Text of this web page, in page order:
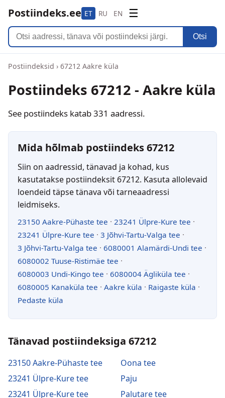
Postiindeks.ee ET RU EN ☰
Otsi
Postiindeksid › 67212 Aakre küla
Postiindeks 67212 - Aakre küla
See postiindeks katab 331 aadressi.
Mida hõlmab postiindeks 67212
Siin on aadressid, tänavad ja kohad, kus
kasutatakse postiindeksit 67212. Kasuta allolevaid
loendeid täpse tänava või tarneaadressi
leidmiseks.
23150 Aakre-Pühaste tee · 23241 Ülpre-Kure tee ·
23241 Ülpre-Kure tee · 3 Jõhvi-Tartu-Valga tee ·
3 Jõhvi-Tartu-Valga tee · 6080001 Alamärdi-Undi tee ·
6080002 Tuuse-Ristimäe tee ·
6080003 Undi-Kingo tee · 6080004 Ägliküla tee ·
6080005 Kanaküla tee · Aakre küla · Raigaste küla ·
Pedaste küla
Tänavad postiindeksiga 67212
23150 Aakre-Pühaste tee
23241 Ülpre-Kure tee
23241 Ülpre-Kure tee
Oona tee
Paju
Palutare tee